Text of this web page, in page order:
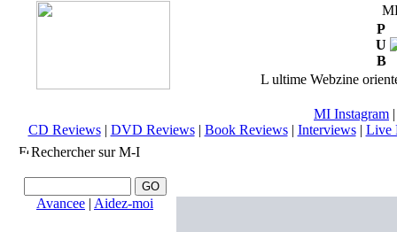
P
U
B
L ultime Webzine
MI Instagram
CD Reviews| DVD Reviews| Book Reviews| Interviews| Live
Rechercher sur M-I
Avancee | Aidez-moi